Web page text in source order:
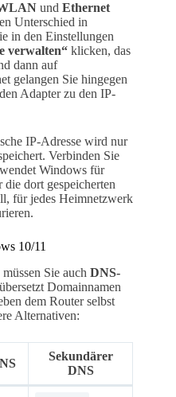
und Ethernet
Unterschied in
in den Einstellungen
verwalten“ klicken, das
dann auf
gelangen Sie hingegen
Adapter zu den IP-
IP-Adresse wird nur
Verbinden Sie
Windows für
dort gespeicherten
für jedes Heimnetzwerk
10/11
Sie auch DNS-
Domainnamen
dem Router selbst
Alternativen:
Sekundärer
DNS